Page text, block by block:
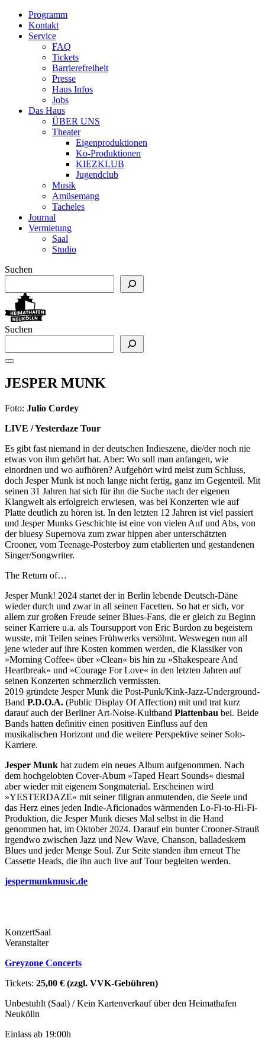
Programm
Kontakt
Service
FAQ
Tickets
Barrierefreiheit
Presse
Haus Infos
Jobs
Das Haus
ÜBER UNS
Theater
Eigenproduktionen
Ko-Produktionen
KIEZKLUB
Jugendclub
Musik
Amüsemang
Tacheles
Journal
Vermietung
Saal
Studio
Suchen
Suchen
JESPER MUNK
Foto: Julio Cordey
LIVE / Yesterdaze Tour
Es gibt fast niemand in der deutschen Indieszene, die/der noch nie
etwas von ihm gehört hat. Aber: Wo soll man anfangen, wie
einordnen und wo aufhören? Aufgehört wird meist zum Schluss,
doch Jesper Munk ist noch lange nicht fertig, ganz im Gegenteil. Mit
seinen 31 Jahren hat sich für ihn die Suche nach der eigenen
Klangwelt als erfolgreich erwiesen, was bei Konzerten wie auf
Platte deutlich zu hören ist. In den letzten 12 Jahren ist viel passiert
und Jesper Munks Geschichte ist eine von vielen Auf und Abs, von
der bluesy Supernova zum zwar hippen aber unterschätzten
Crooner, vom Teenage-Posterboy zum etablierten und gestandenen
Singer/Songwriter.
The Return of…
Jesper Munk! 2024 startet der in Berlin lebende Deutsch-Däne
wieder durch und zwar in all seinen Facetten. So hat er sich, vor
allem zur großen Freude seiner Blues-Fans, die er gleich zu Beginn
seiner Karriere u.a. als Toursupport von Eric Burdon zu begeistern
wusste, mit Teilen seines Frühwerks versöhnt. Weswegen nun all
jene wieder auf ihre Kosten kommen werden, die Klassiker von
»Morning Coffee« über »Clean« bis hin zu »Shakespeare And
Heartbreak« und »Courage For Love« in den letzten Jahren auf
seinen Konzerten schmerzlich vermissten.
2019 gründete Jesper Munk die Post-Punk/Kink-Jazz-Underground-
Band P.D.O.A. (Public Display Of Affection) mit und trat kurz
darauf auch der Berliner Art-Noise-Kultband Plattenbau bei. Beide
Bands hatten definitiv einen positiven Einfluss auf den
musikalischen Horizont und die weitere Perspektive seiner Solo-
Karriere.
Jesper Munk hat zudem ein neues Album aufgenommen. Nach
dem hochgelobten Cover-Abum »Taped Heart Sounds« diesmal
aber wieder mit eigenem Songmaterial. Erscheinen wird
»YESTERDAZE« mit seiner filigran anmutenden, die Seele und
das Herz eines jeden Indie-Aficionados wärmenden Lo-Fi-to-Hi-Fi-
Produktion, die Jesper Munk dieses Mal selbst in die Hand
genommen hat, im Oktober 2024. Darauf ein bunter Crooner-Strauß
irgendwo zwischen Jazz und New Wave, Chanson, balladeskem
Blues und jeder Menge Soul. Zur Seite standen ihm erneut The
Cassette Heads, die ihn auch live auf Tour begleiten werden.
jespermunkmusic.de
KonzertSaal
Veranstalter
Greyzone Concerts
Tickets: 25,00 € (zzgl. VVK-Gebühren)
Unbestuhlt (Saal) / Kein Kartenverkauf über den Heimathafen
Neukölln
Einlass ab 19:00h